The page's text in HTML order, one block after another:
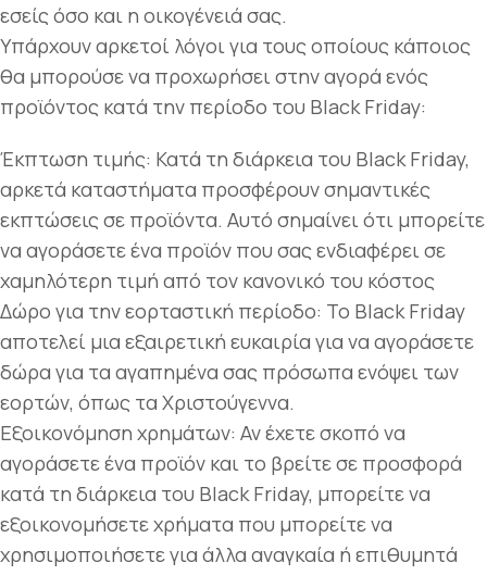
εσείς όσο και η οικογένειά σας.
Υπάρχουν αρκετοί λόγοι για τους οποίους κάποιος
θα μπορούσε να προχωρήσει στην αγορά ενός
προϊόντος κατά την περίοδο του Black Friday:
Έκπτωση τιμής: Κατά τη διάρκεια του Black Friday,
αρκετά καταστήματα προσφέρουν σημαντικές
εκπτώσεις σε προϊόντα. Αυτό σημαίνει ότι μπορείτε
να αγοράσετε ένα προϊόν που σας ενδιαφέρει σε
χαμηλότερη τιμή από τον κανονικό του κόστος
Δώρο για την εορταστική περίοδο: Το Black Friday
αποτελεί μια εξαιρετική ευκαιρία για να αγοράσετε
δώρα για τα αγαπημένα σας πρόσωπα ενόψει των
εορτών, όπως τα Χριστούγεννα.
Εξοικονόμηση χρημάτων: Αν έχετε σκοπό να
αγοράσετε ένα προϊόν και το βρείτε σε προσφορά
κατά τη διάρκεια του Black Friday, μπορείτε να
εξοικονομήσετε χρήματα που μπορείτε να
χρησιμοποιήσετε για άλλα αναγκαία ή επιθυμητά